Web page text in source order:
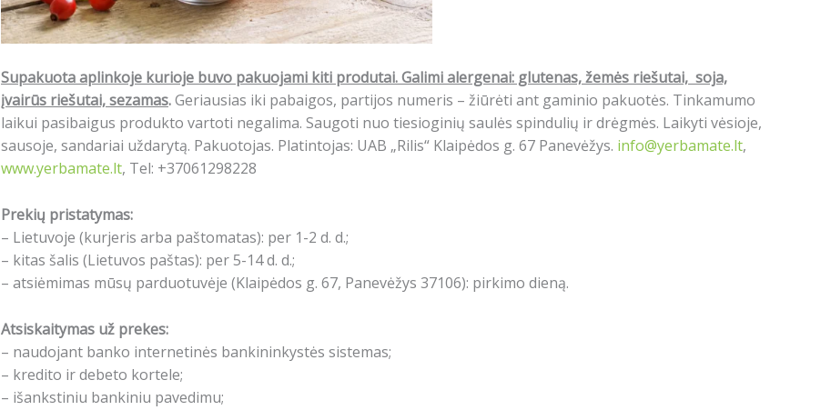
Supakuota aplinkoje kurioje buvo pakuojami kiti produtai. Galimi alergenai: glutenas, žemės riešutai, soja,
įvairūs riešutai, sezamas.Geriausias iki pabaigos, partijos numeris – žiūrėti ant gaminio pakuotės. Tinkamumo
laikui pasibaigus produkto vartoti negalima. Saugoti nuo tiesioginių saulės spindulių ir drėgmės. Laikyti vėsioje,
sausoje, sandariai uždarytą. Pakuotojas. Platintojas: UAB „Rilis“ Klaipėdos g. 67 Panevėžys. info@yerbamate.lt,
www.yerbamate.lt, Tel: +37061298228
Prekių pristatymas:
– Lietuvoje (kurjeris arba paštomatas): per 1-2 d. d.;
– kitas šalis (Lietuvos paštas): per 5-14 d. d.;
– atsiėmimas mūsų parduotuvėje (Klaipėdos g. 67, Panevėžys 37106): pirkimo dieną.
Atsiskaitymas už prekes:
– naudojant banko internetinės bankininkystės sistemas;
– kredito ir debeto kortele;
– išankstiniu bankiniu pavedimu;